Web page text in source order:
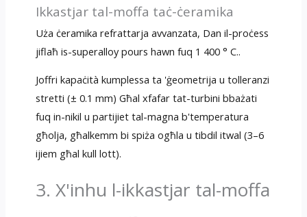
Ikkastjar tal-moffa taċ-ċeramika
Uża ċeramika refrattarja avvanzata, Dan il-proċess
jiflaħ is-superalloy pours hawn fuq 1 400 ° C..
Joffri kapaċità kumplessa ta 'ġeometrija u tolleranzi
stretti (± 0.1 mm) Għal xfafar tat-turbini bbażati
fuq in-nikil u partijiet tal-magna b'temperatura
għolja, għalkemm bi spiża ogħla u tibdil itwal (3–6
ijiem għal kull lott).
3. X'inhu l-ikkastjar tal-moffa